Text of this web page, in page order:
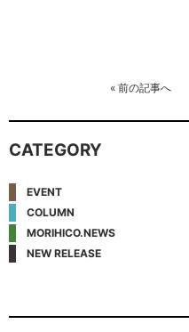
« 前の記事へ
CATEGORY
EVENT
COLUMN
MORIHICO.NEWS
NEW RELEASE